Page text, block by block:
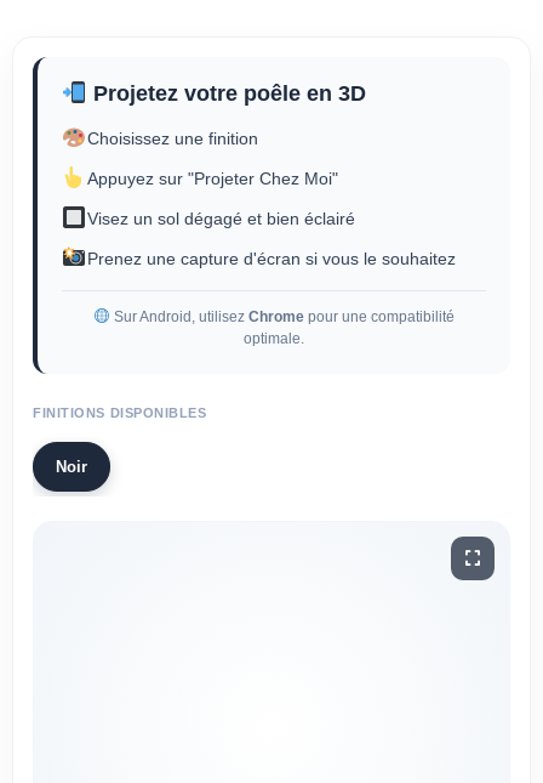
Projetez votre poêle en 3D
Choisissez une finition
Appuyez sur "Projeter Chez Moi"
Visez un sol dégagé et bien éclairé
Prenez une capture d'écran si vous le souhaitez
Sur Android, utilisez Chromepour une compatibilité
optimale.
FINITIONS DISPONIBLES
Noir